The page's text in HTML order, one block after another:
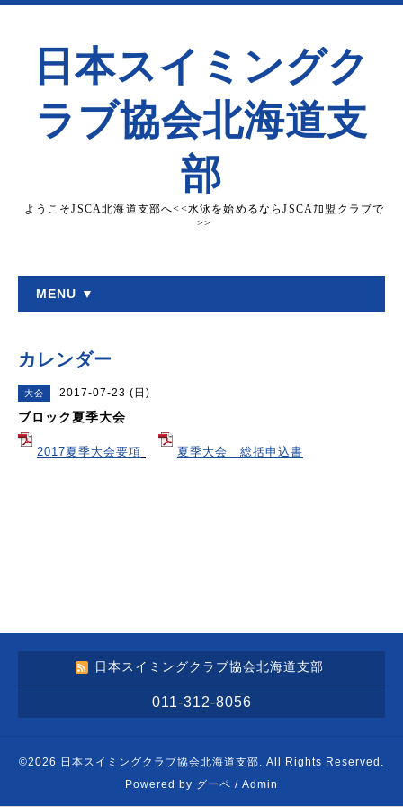
日本スイミングク
ラブ協会北海道支
部
ようこそJSCA北海道支部へ<<水泳を始めるならJSCA加盟クラブで
>>
MENU ▼
カレンダー
大会 2017-07-23 (日)
ブロック夏季大会
2017夏季大会要項 夏季大会 総括申込書
日本スイミングクラブ協会北海道支部
011-312-8056
©2026 日本スイミングクラブ協会北海道支部. All Rights Reserved.
Powered by グーペ / Admin